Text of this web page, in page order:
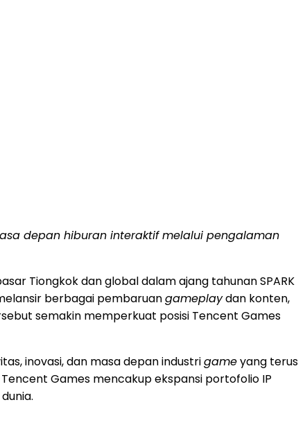
depan hiburan interaktif melalui pengalaman
Tiongkok dan global dalam ajang tahunan SPARK
berbagai pembaruangameplaydan konten,
semakin memperkuat posisi Tencent Games
inovasi, dan masa depan industrigameyang terus
Games mencakup ekspansi portofolio IP